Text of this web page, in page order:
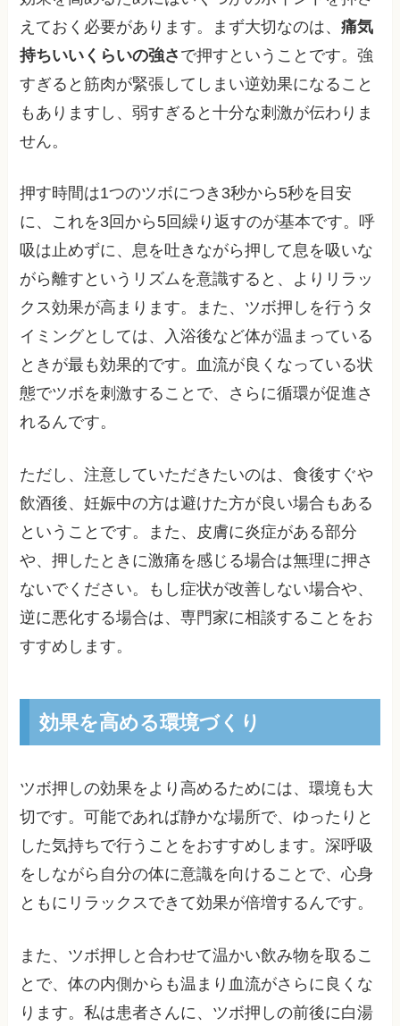
えておく必要があります。まず大切なのは、痛気
持ちいいくらいの強さ で押すということです。強
すぎると筋肉が緊張してしまい逆効果になること
もありますし、弱すぎると十分な刺激が伝わりま
せん。
押す時間は1つのツボにつき3秒から5秒を目安
に、これを3回から5回繰り返すのが基本です。呼
吸は止めずに、息を吐きながら押して息を吸いな
がら離すというリズムを意識すると、よりリラッ
クス効果が高まります。また、ツボ押しを行うタ
イミングとしては、入浴後など体が温まっている
ときが最も効果的です。血流が良くなっている状
態でツボを刺激することで、さらに循環が促進さ
れるんです。
ただし、注意していただきたいのは、食後すぐや
飲酒後、妊娠中の方は避けた方が良い場合もある
ということです。また、皮膚に炎症がある部分
や、押したときに激痛を感じる場合は無理に押さ
ないでください。もし症状が改善しない場合や、
逆に悪化する場合は、専門家に相談することをお
すすめします。
効果を高める環境づくり
ツボ押しの効果をより高めるためには、環境も大
切です。可能であれば静かな場所で、ゆったりと
した気持ちで行うことをおすすめします。深呼吸
をしながら自分の体に意識を向けることで、心身
ともにリラックスできて効果が倍増するんです。
また、ツボ押しと合わせて温かい飲み物を取るこ
とで、体の内側からも温まり血流がさらに良くな
ります。私は患者さんに、ツボ押しの前後に白湯